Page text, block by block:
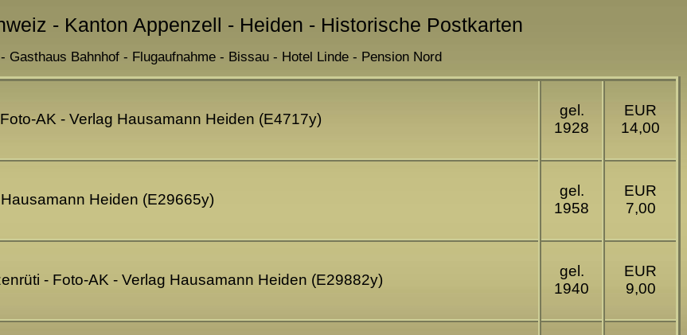
- Kanton Appenzell - Heiden - Historische Postkarten
Gasthaus Bahnhof - Flugaufnahme - Bissau - Hotel Linde - Pension Nord
AK - Verlag Hausamann Heiden (E4717y)
gel.
1928
EUR
14,00
Heiden (E29665y)
gel.
1958
EUR
7,00
- Foto-AK - Verlag Hausamann Heiden (E29882y)
gel.
1940
EUR
9,00